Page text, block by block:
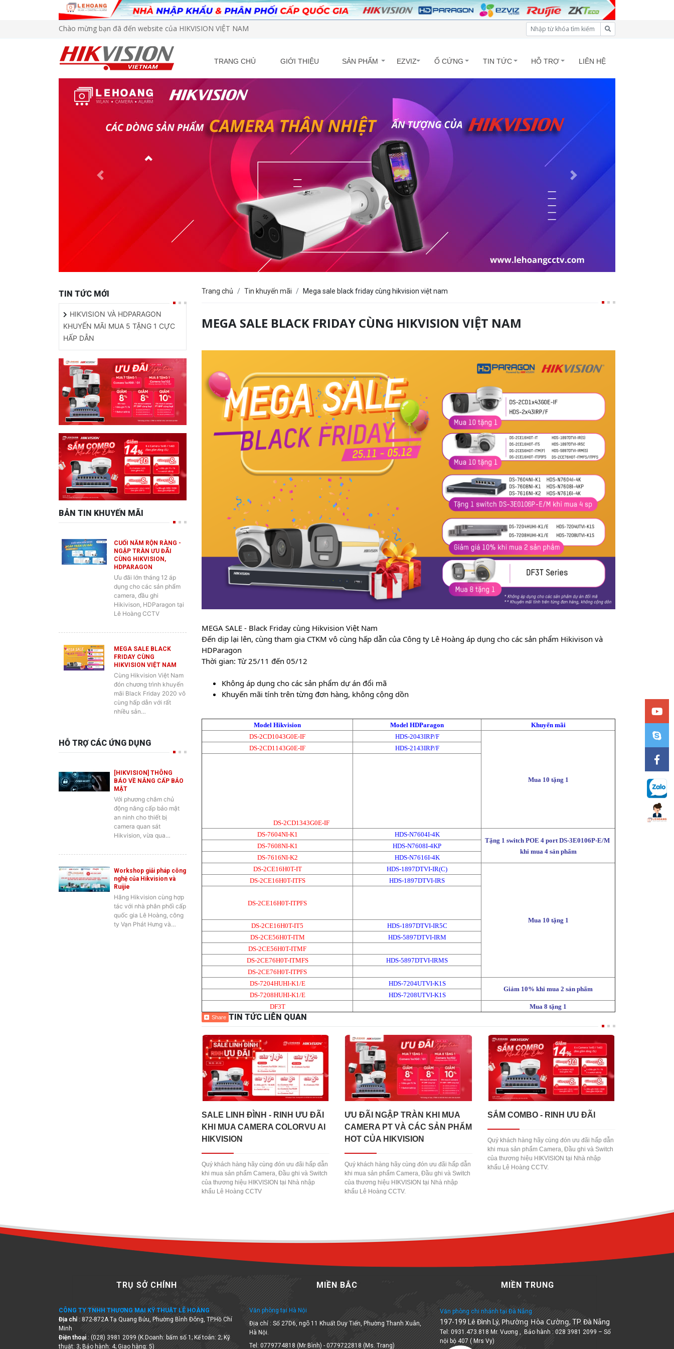
Chào mừng bạn đã đến website của HIKVISION VIỆT NAM
TRANG CHỦ GIỚI THIỆU SẢN PHẨM EZVIZ Ổ CỨNG TIN TỨC HỖ TRỢ LIÊN HỆ
Trang chủ Tin khuyến mãi Mega sale black friday cùng hikvision việt nam
MEGA SALE BLACK FRIDAY CÙNG HIKVISION VIỆT NAM
MEGA SALE - Black Friday cùng Hikvision Việt Nam
Đến dịp lại lên, cùng tham gia CTKM vô cùng hấp dẫn của Công ty Lê Hoàng áp dụng cho các sản phẩm Hikivison và
HDParagon
Thời gian: Từ 25/11 đến 05/12
Không áp dụng cho các sản phẩm dự án đổi mã
Khuyến mãi tính trên từng đơn hàng, không cộng dồn
Model Hikvision Model HDParagon
Khuyến mãi
DS-2CD1043G0E-IF
HDS-2043IRP/F
Mua 10 tặng 1
DS-2CD1143G0E-IF HDS-2143IRP/F
DS-2CD1343G0E-IF
DS-7604NI-K1
HDS-N7604I-4K
Tặng 1 switch POE 4 port DS-3E0106P-E/M
khi mua 4 sản phẩm
DS-7608NI-K1
HDS-N7608I-4KP
DS-7616NI-K2
HDS-N7616I-4K
DS-2CE16H0T-IT
HDS-1897DTVI-IR(C)
Mua 10 tặng 1
DS-2CE16H0T-ITFS HDS-1897DTVI-IRS
DS-2CE16H0T-ITPFS
DS-2CE16H0T-IT5
HDS-1897DTVI-IR5C
DS-2CE56H0T-ITM
HDS-5897DTVI-IRM
DS-2CE56H0T-ITMF
DS-2CE76H0T-ITMFS
HDS-5897DTVI-IRMS
DS-2CE76H0T-ITPFS
DS-7204HUHI-K1/E
HDS-7204UTVI-K1S
Giảm 10% khi mua 2 sản phẩm
DS-7208HUHI-K1/E
HDS-7208UTVI-K1S
DF3T
Mua 8 tặng 1
Share TIN TỨC LIÊN QUAN
SALE LINH ĐÌNH - RINH ƯU ĐÃI
KHI MUA CAMERA COLORVU AI
HIKVISION
Quý khách hàng hãy cùng đón ưu đãi hấp dẫn
khi mua sản phẩm Camera, Đầu ghi và Switch
của thương hiệu HIKVISION tại Nhà nhập
khẩu Lê Hoàng CCTV
ƯU ĐÃI NGẬP TRÀN KHI MUA
CAMERA PT VÀ CÁC SẢN PHẨM
HOT CỦA HIKVISION
Quý khách hàng hãy cùng đón ưu đãi hấp dẫn
khi mua sản phẩm Camera, Đầu ghi và Switch
của thương hiệu HIKVISION tại Nhà nhập
khẩu Lê Hoàng CCTV.
SẮM COMBO - RINH ƯU ĐÃI
Quý khách hàng hãy cùng đón ưu đãi hấp dẫn
khi mua sản phẩm Camera, Đầu ghi và Switch
của thương hiệu HIKVISION tại Nhà nhập
khẩu Lê Hoàng CCTV.
TIN TỨC MỚI
HIKVISION VÀ HDPARAGON
KHUYẾN MÃI MUA 5 TẶNG 1 CỰC
HẤP DẪN
BẢN TIN KHUYẾN MÃI
CUỐI NĂM RỘN RÀNG -
NGẬP TRÀN ƯU ĐÃI
CÙNG HIKVISION,
HDPARAGON
Ưu đãi lớn tháng 12 áp
dụng cho các sản phẩm
camera, đầu ghi
Hikivison, HDParagon tại
Lê Hoàng CCTV
MEGA SALE BLACK
FRIDAY CÙNG
HIKVISION VIỆT NAM
Cùng Hikvision Việt Nam
đón chương trình khuyến
mãi Black Friday 2020 vô
cùng hấp dẫn với rất
nhiều sản…
HỖ TRỢ CÁC ỨNG DỤNG
[HIKVISION] THÔNG
BÁO VỀ NÂNG CẤP BẢO
MẬT
Với phương châm chủ
động nâng cấp bảo mật
an ninh cho thiết bị
camera quan sát
Hikvision, vừa qua…
Workshop giải pháp công
nghệ của Hikvision và
Ruijie
Hãng Hikvision cùng hợp
tác với nhà phân phối cấp
quốc gia Lê Hoàng, công
ty Vạn Phát Hưng và…
TRỤ SỞ CHÍNH
CÔNG TY TNHH THƯƠNG MẠI KỸ THUẬT LÊ HOÀNG
Địa chỉ : 872-872A Tạ Quang Bửu, Phường Bình Đông, TP.Hồ Chí
Minh
Điện thoại : (028) 3981 2099 (K.Doanh: bấm số 1; Kế toán: 2; Kỹ
thuật: 3; Bảo hành: 4; Giao hàng: 5)
MIỀN BẮC
Văn phòng tại Hà Nội
Địa chỉ : Số 27D6, ngõ 11 Khuất Duy Tiến, Phường Thanh Xuân,
Hà Nội.
Tel: 0779774818 (Mr Bình) - 0779722818 (Ms. Trang)
MIỀN TRUNG
Văn phòng chi nhánh tại Đà Nẵng
197-199 Lê Đình Lý, Phường Hòa Cường, TP. Đà Nẵng
Tel: 0931.473.818 Mr. Vương , Bảo hành : 028 3981 2099 – Số
nội bộ 407 ( Mrs Vy)